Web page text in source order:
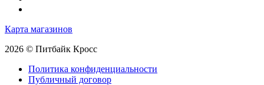
Карта магазинов
2026 © Питбайк Кросс
Политика конфиденциальности
Публичный договор